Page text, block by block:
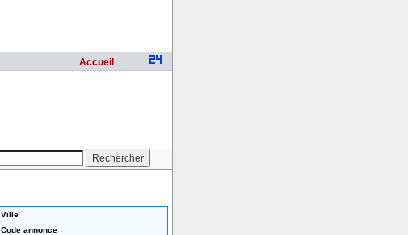
Accueil
Ville
Code annonce